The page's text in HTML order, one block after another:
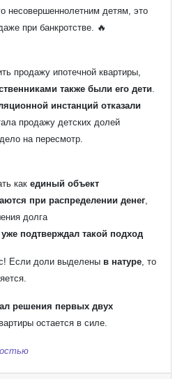
несовершеннолетним детям, это
при банкротстве. 🔥
продажу ипотечной квартиры,
также были его дети
инстанций отказали
продажу детских долей
на пересмотр.
как единый объект
при распределении денег
долга
подтверждал такой подход
Если доли выделены в натуре , то
решения первых двух
остается в силе.